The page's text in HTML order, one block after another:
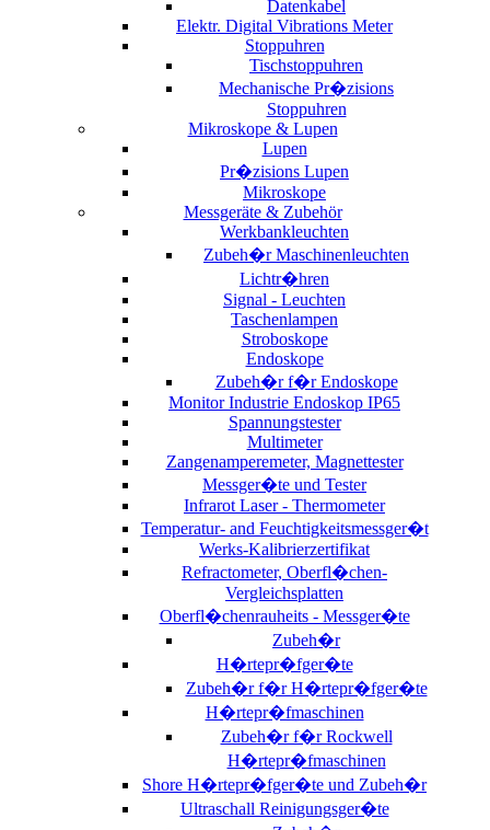
Datenkabel
Elektr. Digital Vibrations Meter
Stoppuhren
Tischstoppuhren
Mechanische Pr�zisions
Stoppuhren
Mikroskope & Lupen
Lupen
Pr�zisions Lupen
Mikroskope
Messgeräte & Zubehör
Werkbankleuchten
Zubeh�r Maschinenleuchten
Lichtr�hren
Signal - Leuchten
Taschenlampen
Stroboskope
Endoskope
Zubeh�r f�r Endoskope
Monitor Industrie Endoskop IP65
Spannungstester
Multimeter
Zangenamperemeter, Magnettester
Messger�te und Tester
Infrarot Laser - Thermometer
Temperatur- and Feuchtigkeitsmessger�t
Werks-Kalibrierzertifikat
Refractometer, Oberfl�chen-
Vergleichsplatten
Oberfl�chenrauheits - Messger�te
Zubeh�r
H�rtepr�fger�te
Zubeh�r f�r H�rtepr�fger�te
H�rtepr�fmaschinen
Zubeh�r f�r Rockwell
H�rtepr�fmaschinen
Shore H�rtepr�fger�te und Zubeh�r
Ultraschall Reinigungsger�te